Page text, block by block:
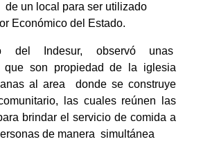
de un local para ser utilizado
Económico del Estado.
del Indesur, observó unas
que son propiedad de la iglesia
al area donde se construye
las cuales reúnen las
brindar el servicio de comida a
de manera simultánea